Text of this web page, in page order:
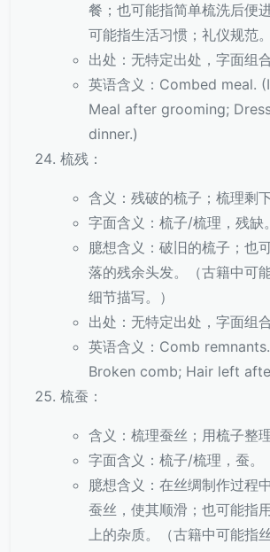
餐；也可能指简单梳洗后便
可能指生活习惯；礼仪规范。
出处：无特定出处，字面组合
英语含义：Combed meal.
Meal after grooming;
dinner.)
梳残：
含义：残破的梳子；梳理剩下
字面含义：梳子/梳理，残缺。
臆想含义：破旧的梳子；也
落的残余头发。（古籍中可
细节描写。）
出处：无特定出处，字面组合
英语含义：Comb
Broken comb; Hair left
梳蚕：
含义：梳理蚕丝；用梳子整理
字面含义：梳子/梳理，蚕。
臆想含义：在丝绸制作过程
蚕丝，使其顺滑；也可能指
上的杂质。（古籍中可能指